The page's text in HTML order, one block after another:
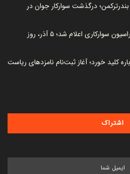
درگذشت سوارکار جوان در
زمان رونمایی از رئیس جدید فدراسیون سوارکاری اعلام شد؛ ۵ آذر، روز
کلید خورد؛ آغاز ثبت‌نام نامزدهای ریاست